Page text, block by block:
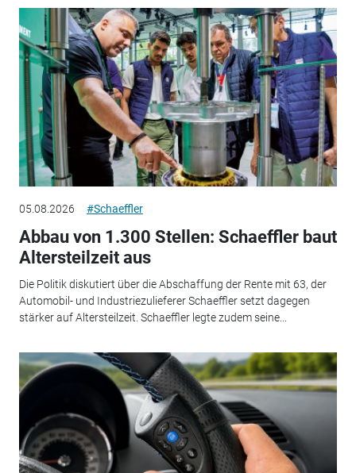
05.08.2026 #Schaeffler
Abbau von 1.300 Stellen: Schaeffler baut
Altersteilzeit aus
Die Politik diskutiert über die Abschaffung der Rente mit 63, der
Automobil- und Industriezulieferer Schaeffler setzt dagegen
stärker auf Altersteilzeit. Schaeffler legte zudem seine...